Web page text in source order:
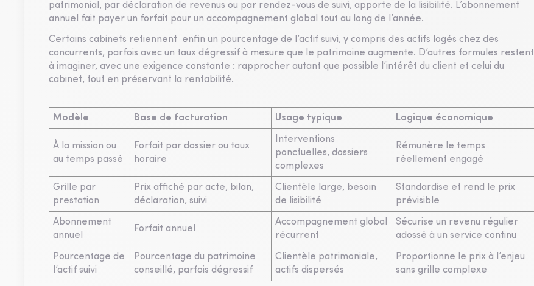
patrimonial, par déclaration de revenus ou par rendez-vous de suivi, apporte de la lisibilité. L’abonnement
annuel fait payer un forfait pour un accompagnement global tout au long de l’année.
Certains cabinets retiennent enfin un pourcentage de l’actif suivi, y compris des actifs logés chez des
concurrents, parfois avec un taux dégressif à mesure que le patrimoine augmente. D’autres formules restent
à imaginer, avec une exigence constante : rapprocher autant que possible l’intérêt du client et celui du
cabinet, tout en préservant la rentabilité.
Modèle Base de facturation Usage typique Logique économique
À la mission ou
au temps passé
Forfait par dossier ou taux
horaire
Interventions
ponctuelles, dossiers
complexes
Rémunère le temps
réellement engagé
Grille par
prestation
Prix affiché par acte, bilan,
déclaration, suivi
Clientèle large, besoin
de lisibilité
Standardise et rend le prix
prévisible
Abonnement
annuel
Forfait annuel
Accompagnement global
récurrent
Sécurise un revenu régulier
adossé à un service continu
Pourcentage de
l’actif suivi
Pourcentage du patrimoine
conseillé, parfois dégressif
Clientèle patrimoniale,
actifs dispersés
Proportionne le prix à l’enjeu
sans grille complexe